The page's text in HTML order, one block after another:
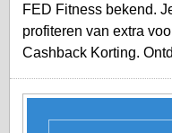
FED Fitness bekend.
profiteren van extra
Cashback Korting.